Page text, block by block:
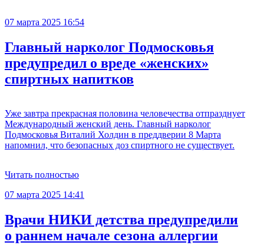
07 марта 2025 16:54
Главный нарколог Подмосковья
предупредил о вреде «женских»
спиртных напитков
Уже завтра прекрасная половина человечества отпразднует
Международный женский день. Главный нарколог
Подмосковья Виталий Холдин в преддверии 8 Марта
напомнил, что безопасных доз спиртного не существует.
Читать полностью
07 марта 2025 14:41
Врачи НИКИ детства предупредили
о раннем начале сезона аллергии